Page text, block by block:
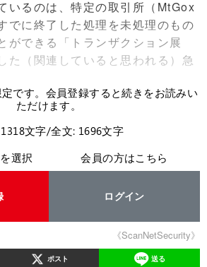
いるのは、特定の取引所（MtGox
でに終了した処理を未処理のもの
ができる「トランザクション展
た（関連していると思われる）急
です。会員登録すると続きをお読みい
ただけます。
文字/全文: 1696文字
選択
会員の方はこちら
ログイン
《ScanNetSecurity》
ポスト 送る